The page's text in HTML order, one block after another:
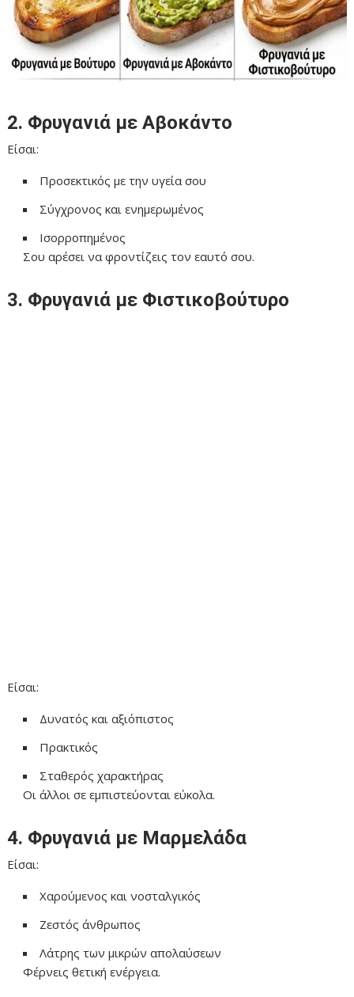
2. Φρυγανιά με Αβοκάντο
Είσαι:
Προσεκτικός με την υγεία σου
Σύγχρονος και ενημερωμένος
Ισορροπημένος
Σου αρέσει να φροντίζεις τον εαυτό σου.
3. Φρυγανιά με Φιστικοβούτυρο
Είσαι:
Δυνατός και αξιόπιστος
Πρακτικός
Σταθερός χαρακτήρας
Οι άλλοι σε εμπιστεύονται εύκολα.
4. Φρυγανιά με Μαρμελάδα
Είσαι:
Χαρούμενος και νοσταλγικός
Ζεστός άνθρωπος
Λάτρης των μικρών απολαύσεων
Φέρνεις θετική ενέργεια.